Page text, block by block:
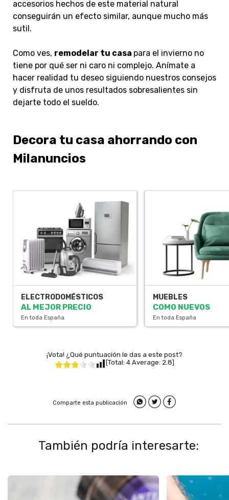
accesorios hechos de este material natural
conseguirán un efecto similar, aunque mucho más
sutil.
Como ves, remodelar tu casa para el invierno no
tiene por qué ser ni caro ni complejo. Anímate a
hacer realidad tu deseo siguiendo nuestros consejos
y disfruta de unos resultados sobresalientes sin
dejarte todo el sueldo.
Decora tu casa ahorrando con
Milanuncios
ELECTRODOMÉSTICOS
AL MEJOR PRECIO
En toda España
MUEBLES
COMO NUEVOS
En toda España
¡Vota! ¿Qué puntuación le das a este post?
[Total: 4 Average: 2.8]
Comparte esta publicación
También podría interesarte: